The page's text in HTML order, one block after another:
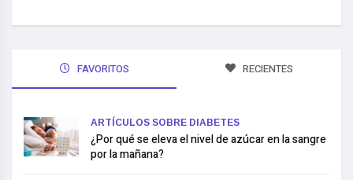
FAVORITOS RECIENTES
ARTÍCULOS SOBRE DIABETES
¿Por qué se eleva el nivel de azúcar en la sangre
por la mañana?